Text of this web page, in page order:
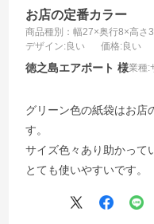
お店の定番カラー
商品種別：幅27×奥行8×高さ
デザイン:良い 価格:良い
徳之島エアポート 業種:
グリーン色の紙袋はお店
す。
サイズ色々あり助かって
とても使いやすいです。